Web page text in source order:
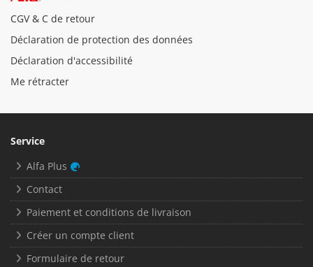
CGV & C de retour
Déclaration de protection des données
Déclaration d'accessibilité
Me rétracter
Service
Alfa Plus
Contact
Paiement et conditions de livraison
Créer un compte client
Formulaire de retour